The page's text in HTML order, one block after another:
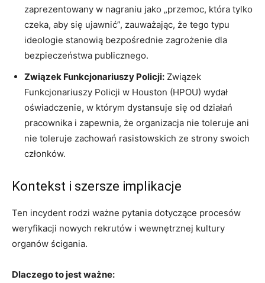
zaprezentowany w nagraniu jako „przemoc, która tylko
czeka, aby się ujawnić”, zauważając, że tego typu
ideologie stanowią bezpośrednie zagrożenie dla
bezpieczeństwa publicznego.
Związek Funkcjonariuszy Policji: Związek
Funkcjonariuszy Policji w Houston (HPOU) wydał
oświadczenie, w którym dystansuje się od działań
pracownika i zapewnia, że ​​organizacja nie toleruje ani
nie toleruje zachowań rasistowskich ze strony swoich
członków.
Kontekst i szersze implikacje
Ten incydent rodzi ważne pytania dotyczące procesów
weryfikacji nowych rekrutów i wewnętrznej kultury
organów ścigania.
Dlaczego to jest ważne: